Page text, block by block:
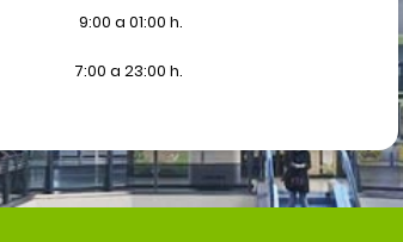
9:00 a 01:00 h.
7:00 a 23:00 h.